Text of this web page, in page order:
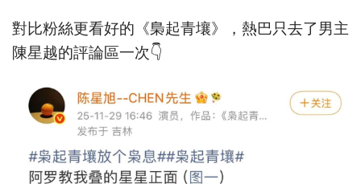
對比粉絲更看好的《梟起青壤》，熱巴只去了男主
陳星越的評論區一次👇